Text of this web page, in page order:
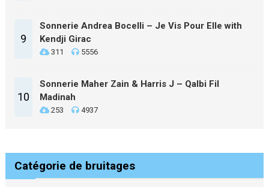
9
Sonnerie Andrea Bocelli – Je Vis Pour Elle with
Kendji Girac
311 5556
10
Sonnerie Maher Zain & Harris J – Qalbi Fil
Madinah
253 4937
Catégorie de bruitages